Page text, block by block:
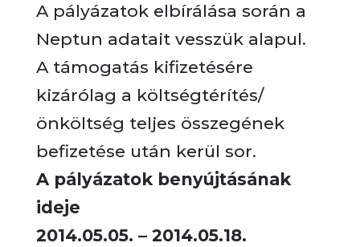
A pályázatok elbírálása során a
Neptun adatait vesszük alapul.
A támogatás kifizetésére
kizárólag a költségtérítés/
önköltség teljes összegének
befizetése után kerül sor.
A pályázatok benyújtásának
ideje
2014.05.05. – 2014.05.18.